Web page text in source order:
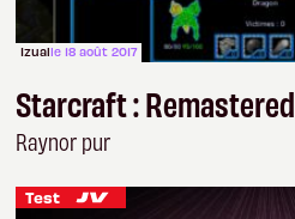
Izualle 18 août 2017
Starcraft : Remastered
Raynor pur
Test